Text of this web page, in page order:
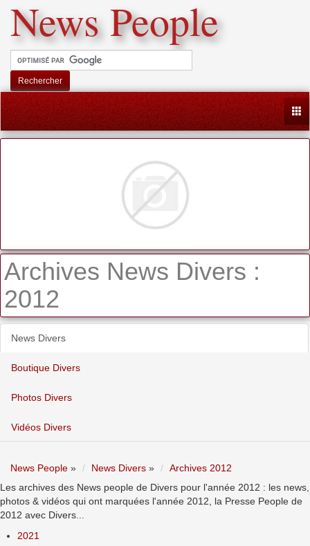
News People
Rechercher
Archives News Divers :
2012
News Divers
Boutique Divers
Photos Divers
Vidéos Divers
News People » News Divers »
Archives 2012
Les archives des News people de Divers pour l'année 2012 : les news,
photos & vidéos qui ont marquées l'année 2012, la Presse People de
2012 avec Divers...
2021